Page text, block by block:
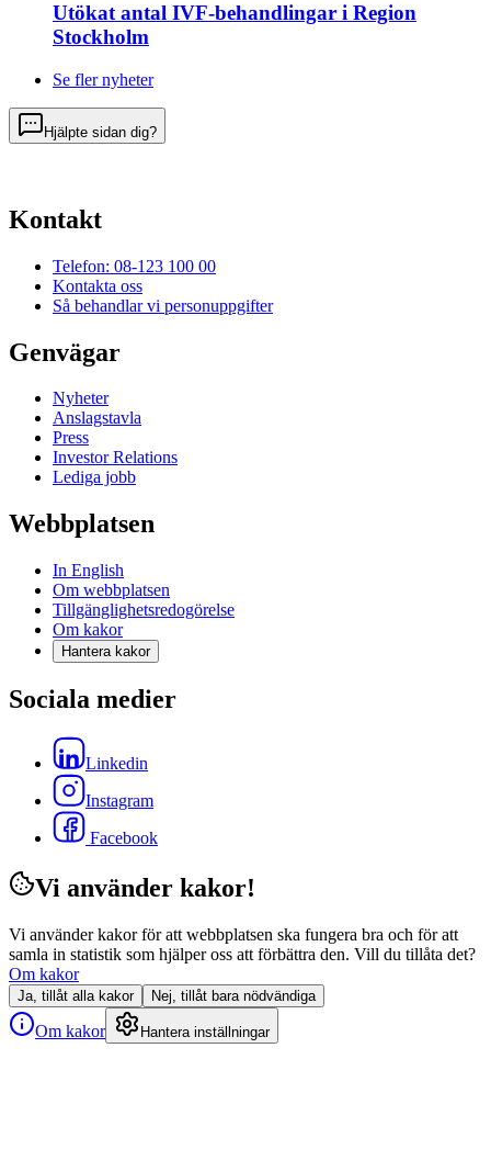
Utökat antal IVF-behandlingar i Region
Stockholm
Se fler nyheter
Hjälpte sidan dig?
Kontakt
Telefon: 08-123 100 00
Kontakta oss
Så behandlar vi personuppgifter
Genvägar
Nyheter
Anslagstavla
Press
Investor Relations
Lediga jobb
Webbplatsen
In English
Om webbplatsen
Tillgänglighetsredogörelse
Om kakor
Hantera kakor
Sociala medier
Linkedin
Instagram
Facebook
Vi använder kakor!
Vi använder kakor för att webbplatsen ska fungera bra och för att
samla in statistik som hjälper oss att förbättra den. Vill du tillåta det?
Om kakor
Ja, tillåt alla kakor Nej, tillåt bara nödvändiga
Om kakor Hantera inställningar